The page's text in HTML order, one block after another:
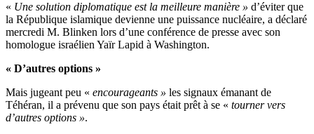
« Une solution diplomatique est la meilleure manière » d’éviter que
la République islamique devienne une puissance nucléaire, a déclaré
mercredi M. Blinken lors d’une conférence de presse avec son
homologue israélien Yaïr Lapid à Washington.
« D’autres options »
Mais jugeant peu « encourageants » les signaux émanant de
Téhéran, il a prévenu que son pays était prêt à se « tourner vers
d’autres options ».